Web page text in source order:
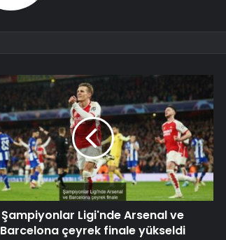
Şampiyonlar Ligi'nde Arsenal ve
Barcelona çeyrek finale yükseldi